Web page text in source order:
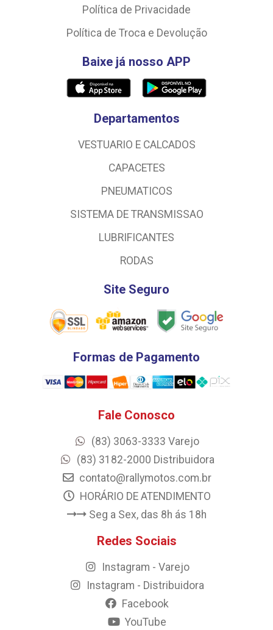
Política de Privacidade
Política de Troca e Devolução
Baixe já nosso APP
Departamentos
VESTUARIO E CALCADOS
CAPACETES
PNEUMATICOS
SISTEMA DE TRANSMISSAO
LUBRIFICANTES
RODAS
Site Seguro
Formas de Pagamento
Fale Conosco
(83) 3063-3333 Varejo
(83) 3182-2000 Distribuidora
contato@rallymotos.com.br
HORÁRIO DE ATENDIMENTO
Seg a Sex, das 8h ás 18h
Redes Sociais
Instagram - Varejo
Instagram - Distribuidora
Facebook
YouTube